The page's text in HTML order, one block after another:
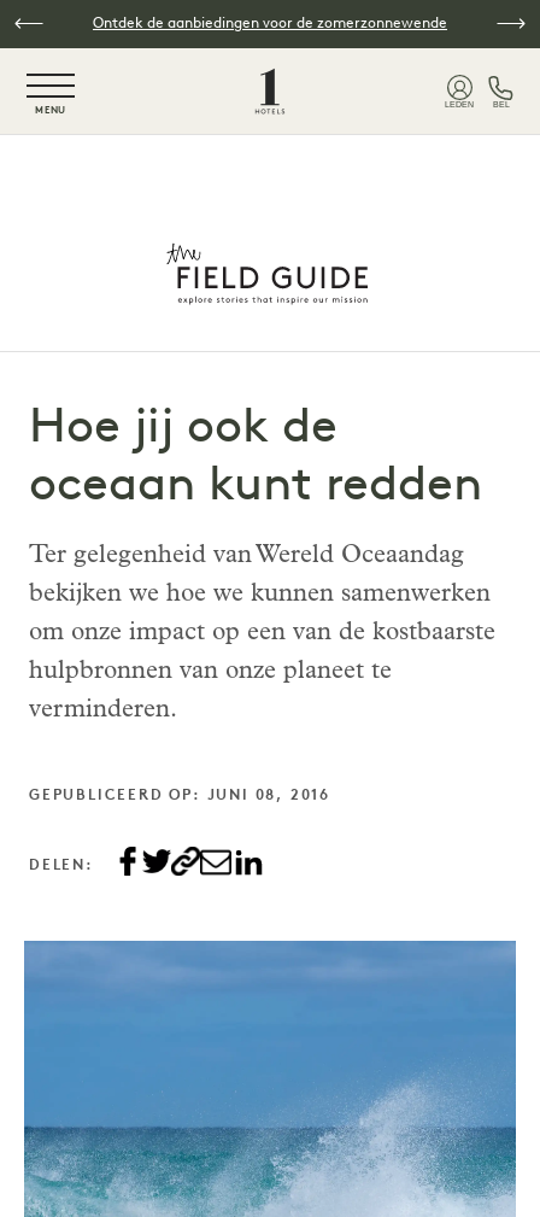
Overslaan naar hoofdinhoud
Ontdek de aanbiedingen voor de zomerzonnewende
MENU
LEDEN BEL
Hoe jij ook de
oceaan kunt redden
Ter gelegenheid van Wereld Oceaandag
bekijken we hoe we kunnen samenwerken
om onze impact op een van de kostbaarste
hulpbronnen van onze planeet te
verminderen.
GEPUBLICEERD OP: JUNI 08, 2016
DELEN: